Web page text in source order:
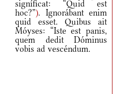
signíficat: “Quid est
hoc?”). Ignorábant enim
quid esset. Quibus ait
Móyses: “Iste est panis,
quem dedit Dóminus
vobis ad vescéndum.